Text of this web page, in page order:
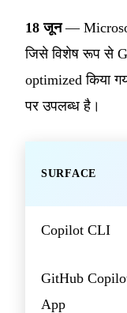
18 जून—
जिसे विशेष रूप से
optimized किया
पर उपलब्ध है।
SURFACE
Copilot CLI
GitHub
App